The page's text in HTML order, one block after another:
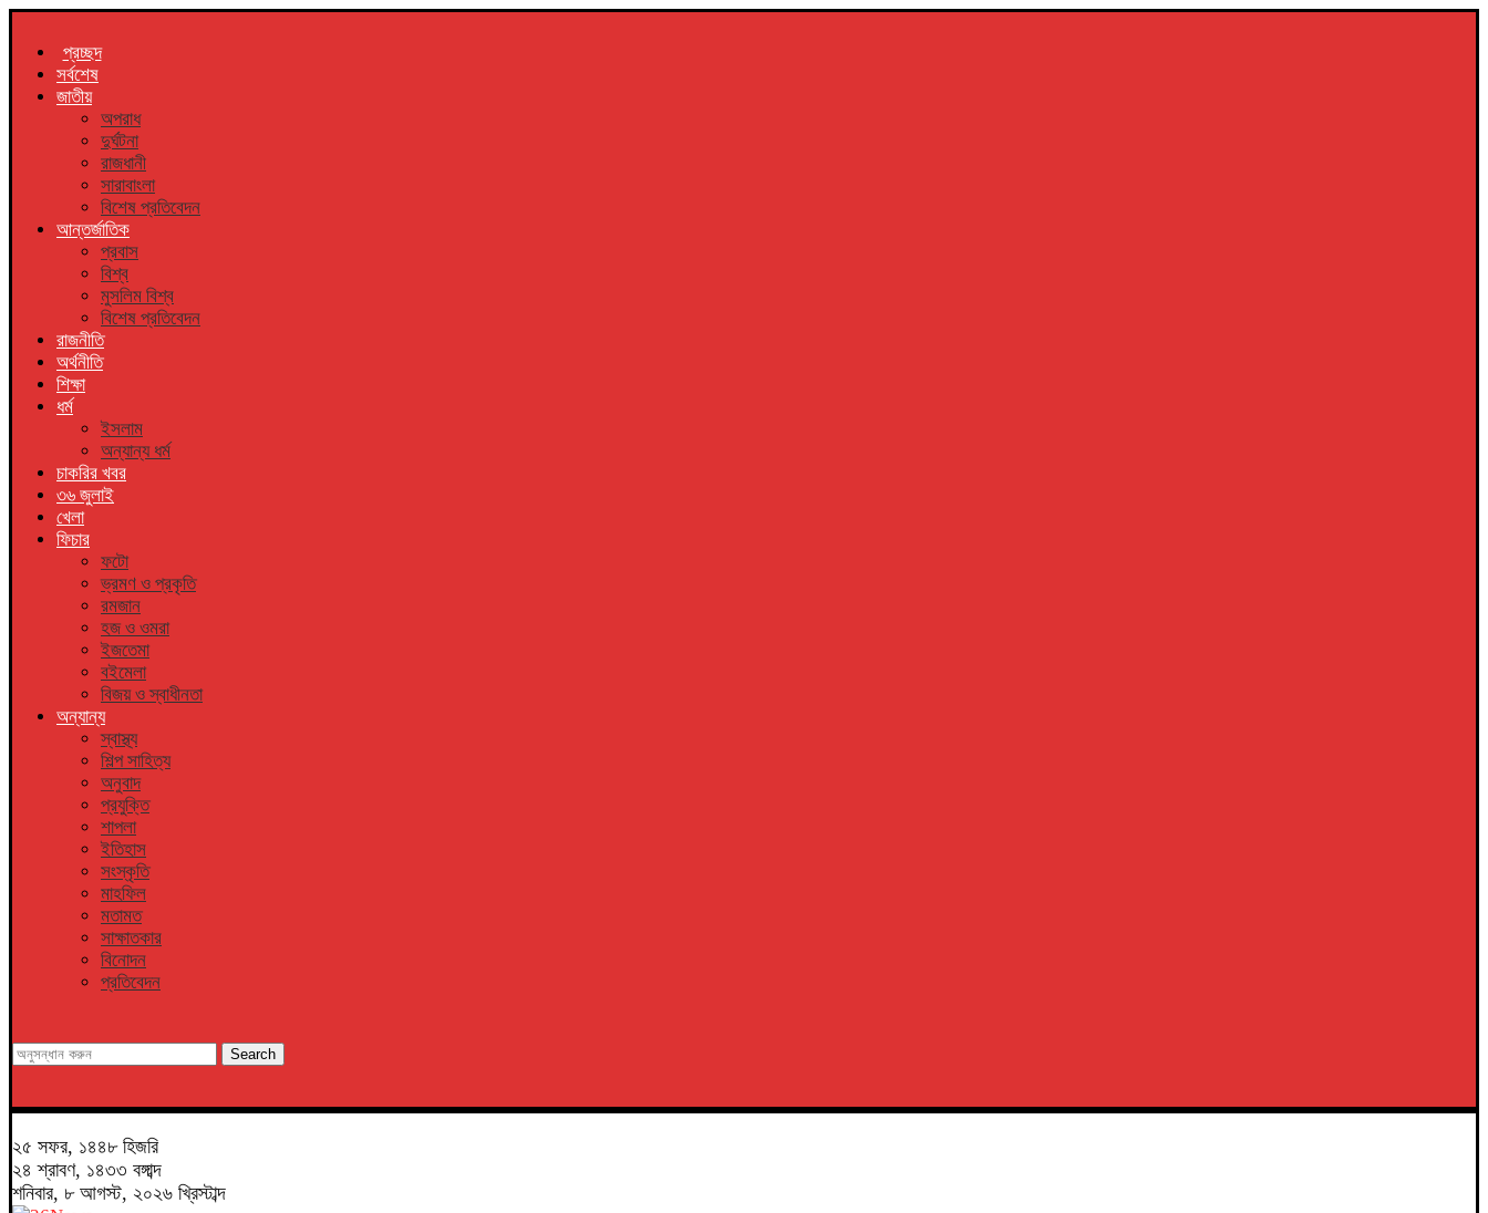
প্রচ্ছদ
সর্বশেষ
জাতীয়
অপরাধ
দুর্ঘটনা
রাজধানী
সারাবাংলা
বিশেষ প্রতিবেদন
আন্তর্জাতিক
প্রবাস
বিশ্ব
মুসলিম বিশ্ব
বিশেষ প্রতিবেদন
রাজনীতি
অর্থনীতি
শিক্ষা
ধর্ম
ইসলাম
অন্যান্য ধর্ম
চাকরির খবর
৩৬ জুলাই
খেলা
ফিচার
ফটো
ভ্রমণ ও প্রকৃতি
রমজান
হজ ও ওমরা
ইজতেমা
বইমেলা
বিজয় ও স্বাধীনতা
অন্যান্য
স্বাস্থ্য
শিল্প সাহিত্য
অনুবাদ
প্রযুক্তি
শাপলা
ইতিহাস
সংস্কৃতি
মাহফিল
মতামত
সাক্ষাতকার
বিনোদন
প্রতিবেদন
Search
২৫ সফর, ১৪৪৮ হিজরি
২৪ শ্রাবণ, ১৪৩৩ বঙ্গাব্দ
শনিবার, ৮ আগস্ট, ২০২৬ খ্রিস্টাব্দ